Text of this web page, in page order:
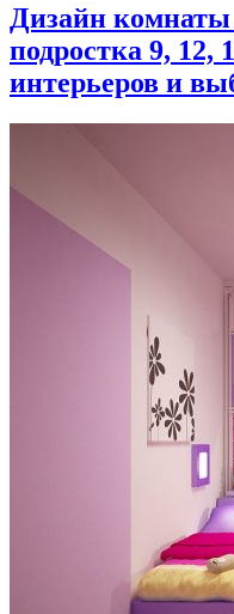
Дизайн
подростка 9, 12,
интерьеров и